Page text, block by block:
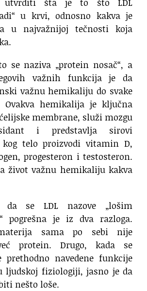
u krvi, odnosno kakva je
u najvažnijoj tečnosti koja
se naziva „protein nosač“, a
važnih funkcija je da
važnu hemikaliju do svake
hemikalija je ključna
membrane, služi mozgu
i predstavlja sirovi
telo proizvodi vitamin D,
progesteron i testosteron.
život važnu hemikaliju kakva
da se LDL nazove „lošim
pogrešna je iz dva razloga.
sama po sebi nije
protein. Drugo, kada se
prethodno navedene funkcije
ljudskoj fiziologiji, jasno je da
nešto loše.